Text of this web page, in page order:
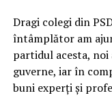
Dragi colegi din
întâmplător am
partidul acesta,
guverne, iar în
buni experți și